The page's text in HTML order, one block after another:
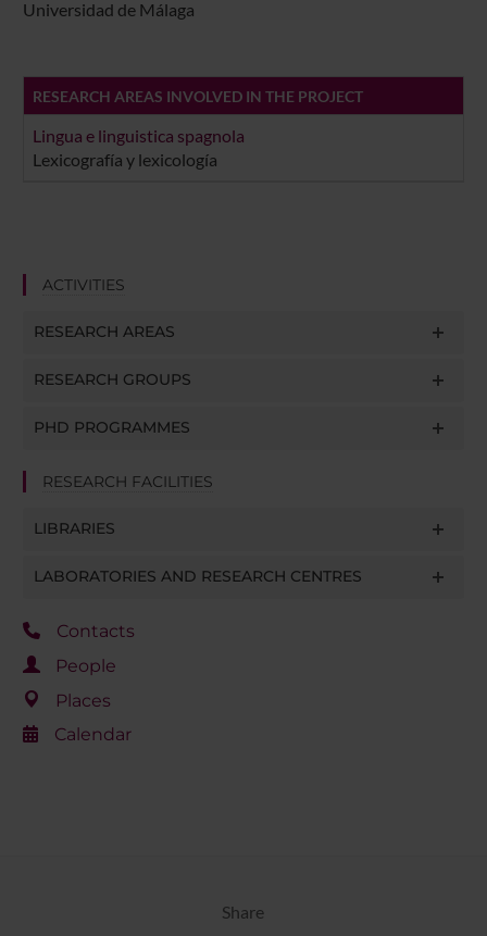
Universidad de Málaga
RESEARCH AREAS INVOLVED IN THE PROJECT
Lingua e linguistica spagnola
Lexicografía y lexicología
ACTIVITIES
RESEARCH AREAS
RESEARCH GROUPS
PHD PROGRAMMES
RESEARCH FACILITIES
LIBRARIES
LABORATORIES AND RESEARCH CENTRES
Contacts
People
Places
Calendar
Share